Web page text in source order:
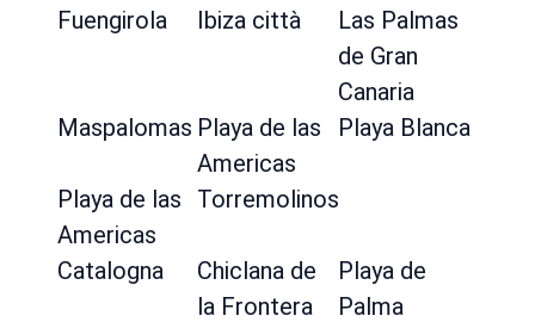
Fuengirola
Ibiza città
Las Palmas
de Gran
Canaria
Maspalomas Playa de las
Americas
Playa Blanca
Playa de las
Americas
Torremolinos
Catalogna
Chiclana de
la Frontera
Playa de
Palma